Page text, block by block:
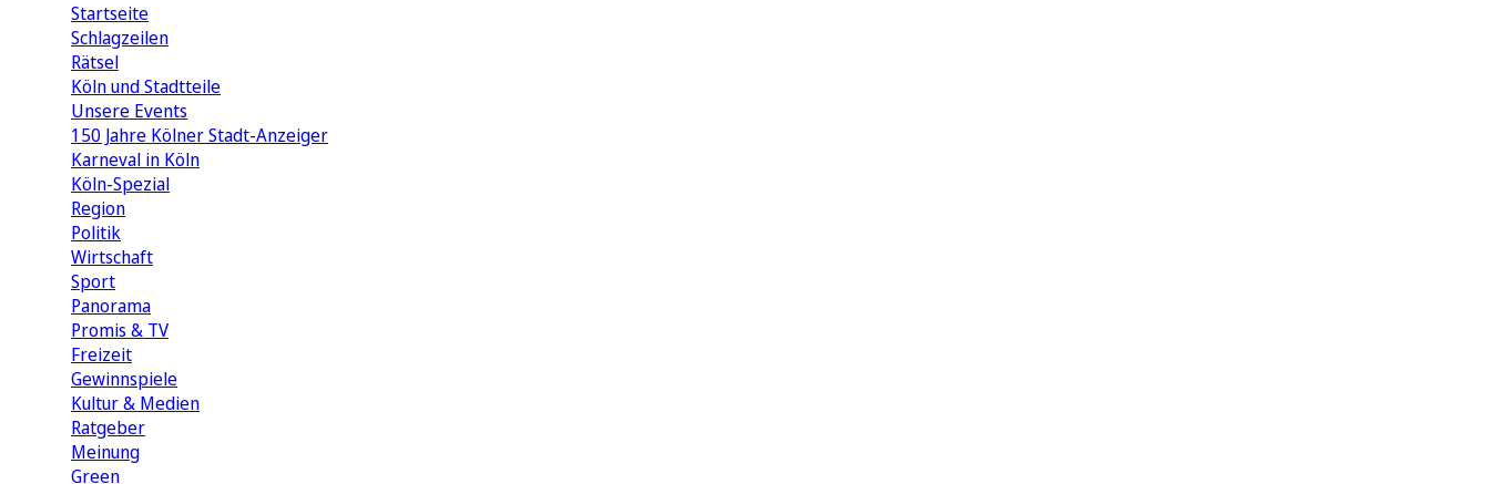
Startseite
Schlagzeilen
Rätsel
Köln und Stadtteile
Unsere Events
150 Jahre Kölner Stadt-Anzeiger
Karneval in Köln
Köln-Spezial
Region
Politik
Wirtschaft
Sport
Panorama
Promis & TV
Freizeit
Gewinnspiele
Kultur & Medien
Ratgeber
Meinung
Green